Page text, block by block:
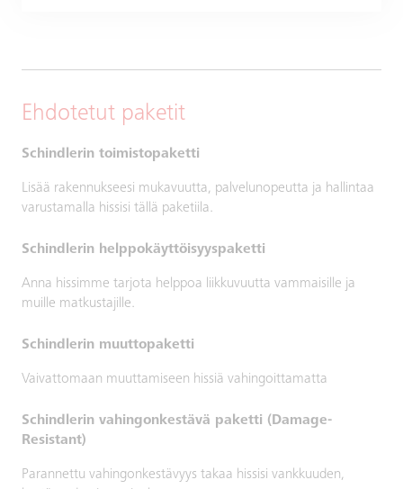
Ehdotetut paketit
Schindlerin toimistopaketti
Lisää rakennukseesi mukavuutta, palvelunopeutta ja hallintaa
varustamalla hissisi tällä paketiila.
Schindlerin helppokäyttöisyyspaketti
Anna hissimme tarjota helppoa liikkuvuutta vammaisille ja
muille matkustajille.
Schindlerin muuttopaketti
Vaivattomaan muuttamiseen hissiä vahingoittamatta
Schindlerin vahingonkestävä paketti (Damage-
Resistant)
Parannettu vahingonkestävyys takaa hissisi vankkuuden,